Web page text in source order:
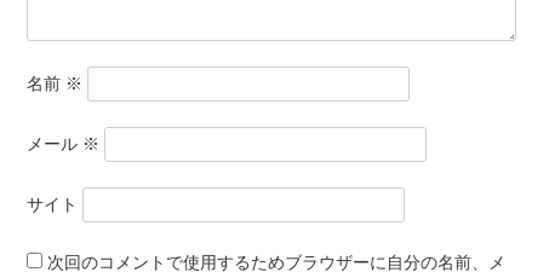
名前 ※
メール ※
サイト
次回のコメントで使用するためブラウザーに自分の名前、メ